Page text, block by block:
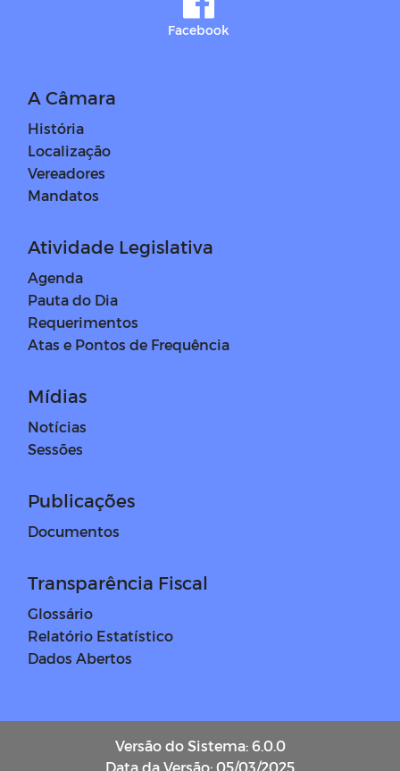
Facebook
A Câmara
História
Localização
Vereadores
Mandatos
Atividade Legislativa
Agenda
Pauta do Dia
Requerimentos
Atas e Pontos de Frequência
Mídias
Notícias
Sessões
Publicações
Documentos
Transparência Fiscal
Glossário
Relatório Estatístico
Dados Abertos
Versão do Sistema: 6.0.0
Data da Versão: 05/03/2025